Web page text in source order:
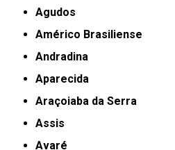
Agudos
Américo Brasiliense
Andradina
Aparecida
Araçoiaba da Serra
Assis
Avaré